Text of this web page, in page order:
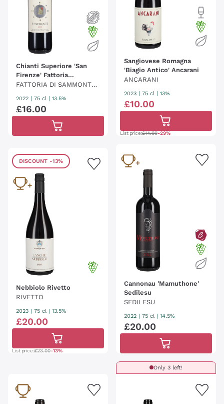
Chianti Superiore 'San
Firenze' Fattoria
Sammontana
FATTORIA DI SAMMONTA
2022 | 75 cl | 13.5%
£16.00
Sangiovese Romagna
'Biagio Antico' Ancarani
ANCARANI
2023 | 75 cl | 13%
£10.00
List price:£14.00-29%
DISCOUNT -13%
Nebbiolo Rivetto
RIVETTO
2023 | 75 cl | 13.5%
£20.00
List price:£23.00-13%
Cannonau 'Mamuthone'
Sedilesu
SEDILESU
2022 | 75 cl | 14.5%
£20.00
Only 3 left!